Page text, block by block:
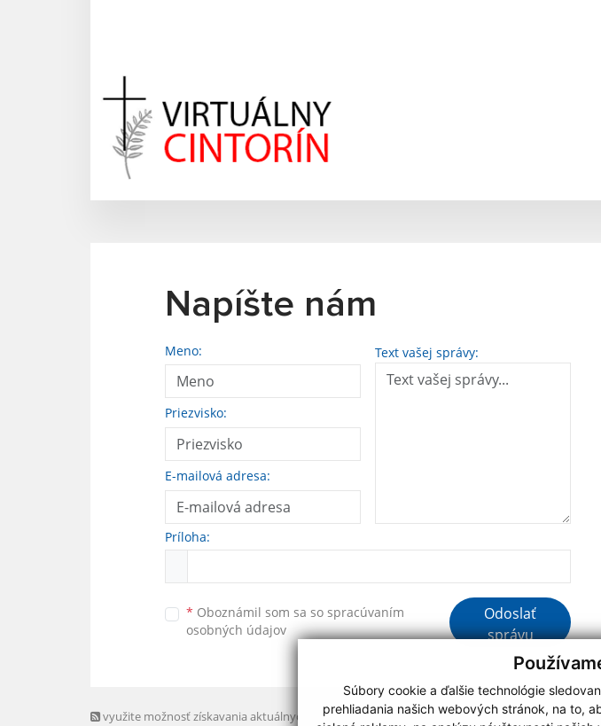
Súbory cookie a ďalšie technológie
prehliadania našich webových stránok, na to,
Napíšte nám
Meno:
Priezvisko:
E-mailová adresa:
Text vašej správy:
Príloha:
* Oboznámil som sa so spracúvaním
osobných údajov
Odoslať
správu
využite možnosť získavania aktuálnych informácií s